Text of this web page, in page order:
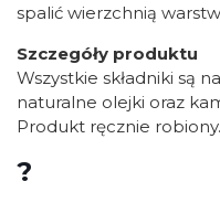
spalić wierzchnią
Szczegóły produktu
Wszystkie składniki są
naturalne olejki oraz
Produkt ręcznie
?